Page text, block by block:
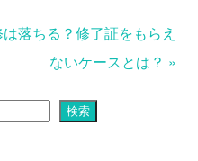
落ちる？修了証をもらえ
ないケースとは？ »
検索